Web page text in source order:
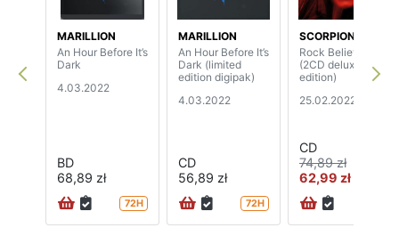
MARILLION
An Hour Before It’s
Dark
4.03.2022
BD
68,89 zł
72H
MARILLION
An Hour Before It’s
Dark (limited
edition digipak)
4.03.2022
CD
56,89 zł
72H
SCORPIONS
Rock Believer
(2CD deluxe
edition)
25.02.2022
CD
74,89 zł
62,99 zł